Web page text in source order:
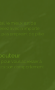
le mieux est d
avec n’importe
pas empreint de pitié
vous adresser à
son comportement